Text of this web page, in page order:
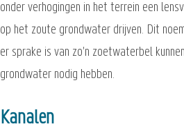
onder verhogingen in het terrein een
op het zoute grondwater drijven. Dit
er sprake is van zo'n zoetwaterbel
grondwater nodig hebben.
Kanalen